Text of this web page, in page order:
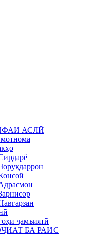
АСЛӢ
ҷамъиятӣ
БА РАИС